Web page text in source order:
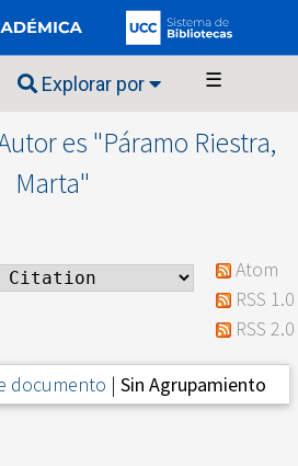
Explorar por ☰
es "Páramo Riestra,
Marta"
Atom
RSS 1.0
RSS 2.0
documento | Sin Agrupamiento